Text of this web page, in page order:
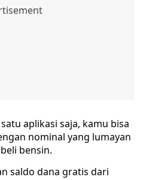
aplikasi saja, kamu bisa
nominal yang lumayan
bensin.
saldo dana gratis dari